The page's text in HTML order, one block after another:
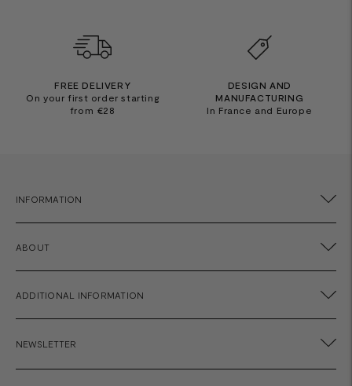
FREE DELIVERY
On your first order starting
from €28
DESIGN AND
MANUFACTURING
In France and Europe
INFORMATION
ABOUT
ADDITIONAL INFORMATION
NEWSLETTER